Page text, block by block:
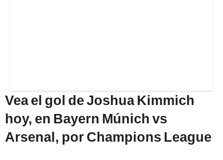
Vea el gol de Joshua Kimmich
hoy, en Bayern Múnich vs
Arsenal, por Champions League